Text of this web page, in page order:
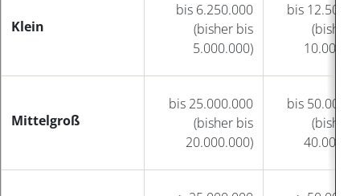
Klein
bis 6.250.000
(bisher bis
5.000.000)
bis
(bisher
Mittelgroß
bis 25.000.000
(bisher bis
20.000.000)
bis
(bisher